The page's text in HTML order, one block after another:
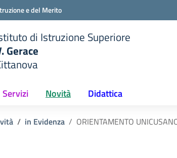
e del Merito
di Istruzione Superiore
Gerace
Servizi Novità Didattica
in Evidenza ORIENTAMENTO